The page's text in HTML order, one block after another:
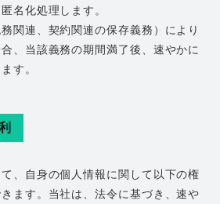
名化処理します。
関連、契約関連の保存義務）により
、当該義務の期間満了後、速やかに
す。
、自身の個人情報に関して以下の権
ます。当社は、法令に基づき、速や